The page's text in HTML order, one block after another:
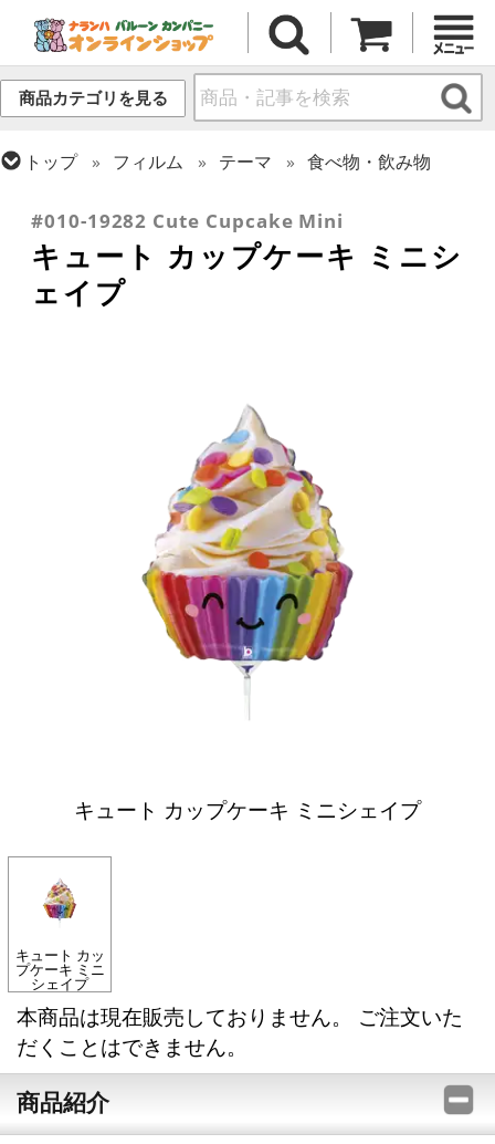
商品カテゴリを見る
トップ フィルム テーマ
食べ物・飲み物
#010-19282 Cute Cupcake Mini
キュート カップケーキ ミニシ
ェイプ
キュート カップケーキ ミニシェイプ
キュート カッ
プケーキ ミニ
シェイプ
本商品は現在販売しておりません。 ご注文いた
だくことはできません。
商品紹介